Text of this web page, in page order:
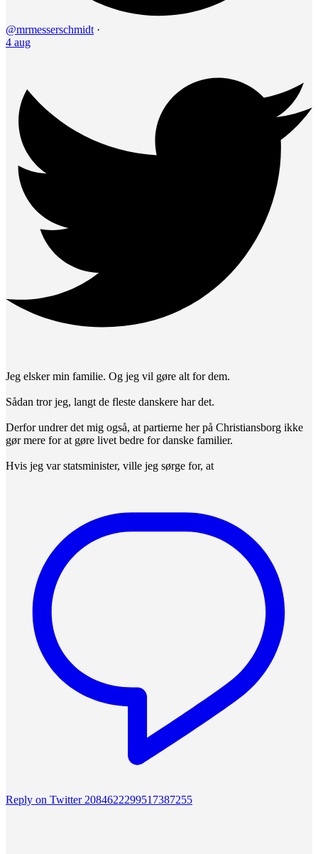
@mrmesserschmidt ·
4 aug
Jeg elsker min familie. Og jeg vil gøre alt for dem.
Sådan tror jeg, langt de fleste danskere har det.
Derfor undrer det mig også, at partierne her på Christiansborg ikke
gør mere for at gøre livet bedre for danske familier.
Hvis jeg var statsminister, ville jeg sørge for, at
Reply on Twitter 2084622299517387255